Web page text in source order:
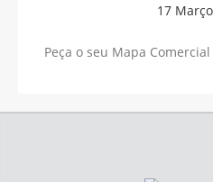
17
Peça o seu Mapa